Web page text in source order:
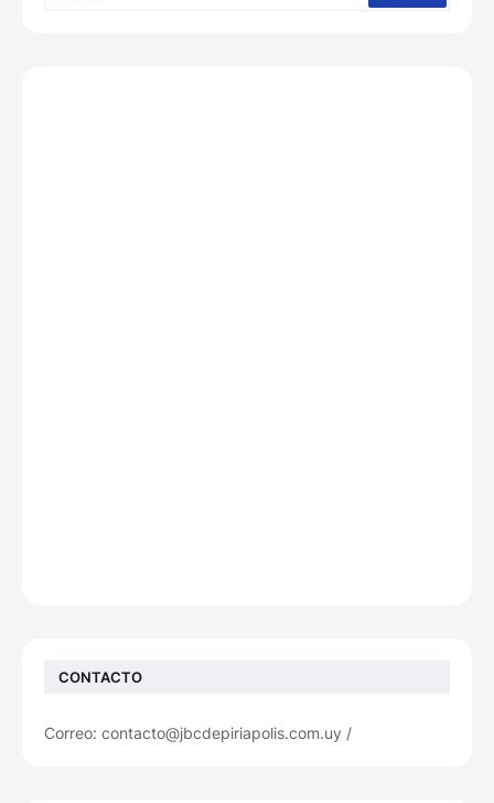
CONTACTO
Correo: contacto@jbcdepiriapolis.com.uy /